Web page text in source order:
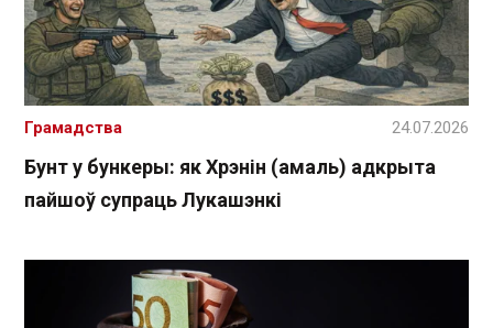
Бунт у бункеры: як Хрэнін (амаль) адкрыта
пайшоў супраць Лукашэнкі
Грамадства 24.07.2026